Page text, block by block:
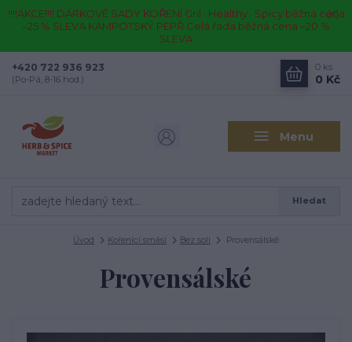
!!!!AKCE!!!! DÁRKOVÉ SADY KOŘENÍ Gril · Healthy · Spicy běžná cena
–25 % SLEVA KAMPOTSKÝ PEPŘ Celá řada běžná cena –20 %
SLEVA
Menu
Hledat
+420 722 936 923
(Po-Pá, 8-16 hod.)
0 ks
0 Kč
Úvod Kořenící směsi Bez soli Provensálské
Provensálské